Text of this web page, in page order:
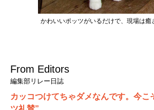
かわいいポッツがいるだけで、現場は癒
From Editors
編集部リレー日誌
カッコつけてちゃダメなんです。今こ